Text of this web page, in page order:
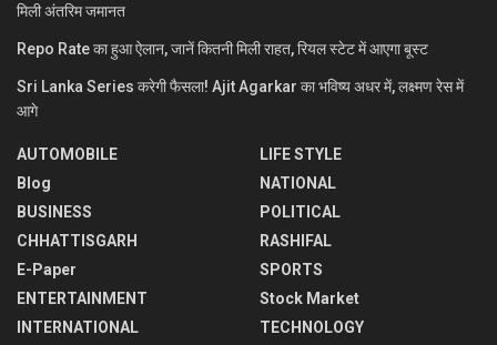
मिली अंतरिम जमानत
Repo Rate का हुआ ऐलान, जानें कितनी मिली राहत, रियल स्टेट में आएगा बूस्ट
Sri Lanka Series करेगी फैसला! Ajit Agarkar का भविष्य अधर में, लक्ष्मण रेस में
आगे
AUTOMOBILE
Blog
BUSINESS
CHHATTISGARH
E-Paper
ENTERTAINMENT
INTERNATIONAL
LIFE STYLE
NATIONAL
POLITICAL
RASHIFAL
SPORTS
Stock Market
TECHNOLOGY